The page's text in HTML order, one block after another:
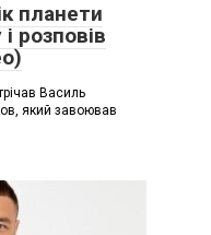
планети
розповів
Василь
який завоював